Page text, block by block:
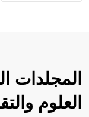
المجلدات
العلوم